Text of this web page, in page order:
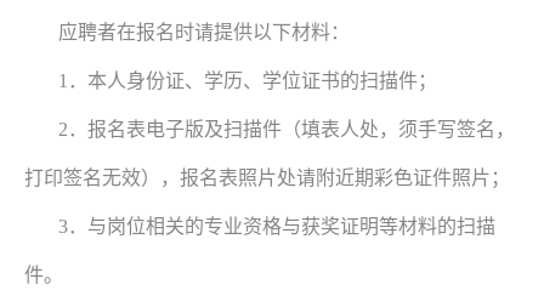
应聘者在报名时请提供以下材料：
1．本人身份证、学历、学位证书的扫描件；
2．报名表电子版及扫描件（填表人处，须手写签名，
打印签名无效），报名表照片处请附近期彩色证件照片；
3．与岗位相关的专业资格与获奖证明等材料的扫描
件。